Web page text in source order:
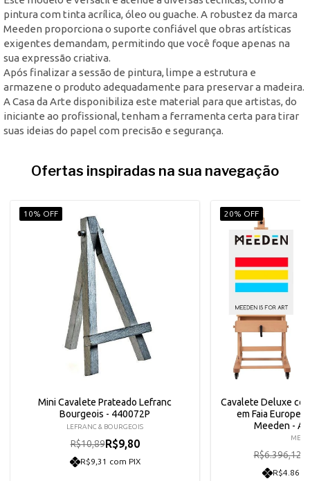
pintura com tinta acrílica, óleo ou guache. A robustez da marca
Meeden proporciona o suporte confiável que obras artísticas
exigentes demandam, permitindo que você foque apenas na
sua expressão criativa.
Após finalizar a sessão de pintura, limpe a estrutura e
armazene o produto adequadamente para preservar a madeira.
A Casa da Arte disponibiliza este material para que artistas, do
iniciante ao profissional, tenham a ferramenta certa para tirar
suas ideias do papel com precisão e segurança.
Ofertas inspiradas na sua navegação
10% OFF
Mini Cavalete Prateado Lefranc
Bourgeois - 440072P
LEFRANC & BOURGEOIS
R$10,89R$9,80
R$9,31 com PIX
20% OFF
Cavalete Deluxe
em Faia
Meeden -
R$6.396,12